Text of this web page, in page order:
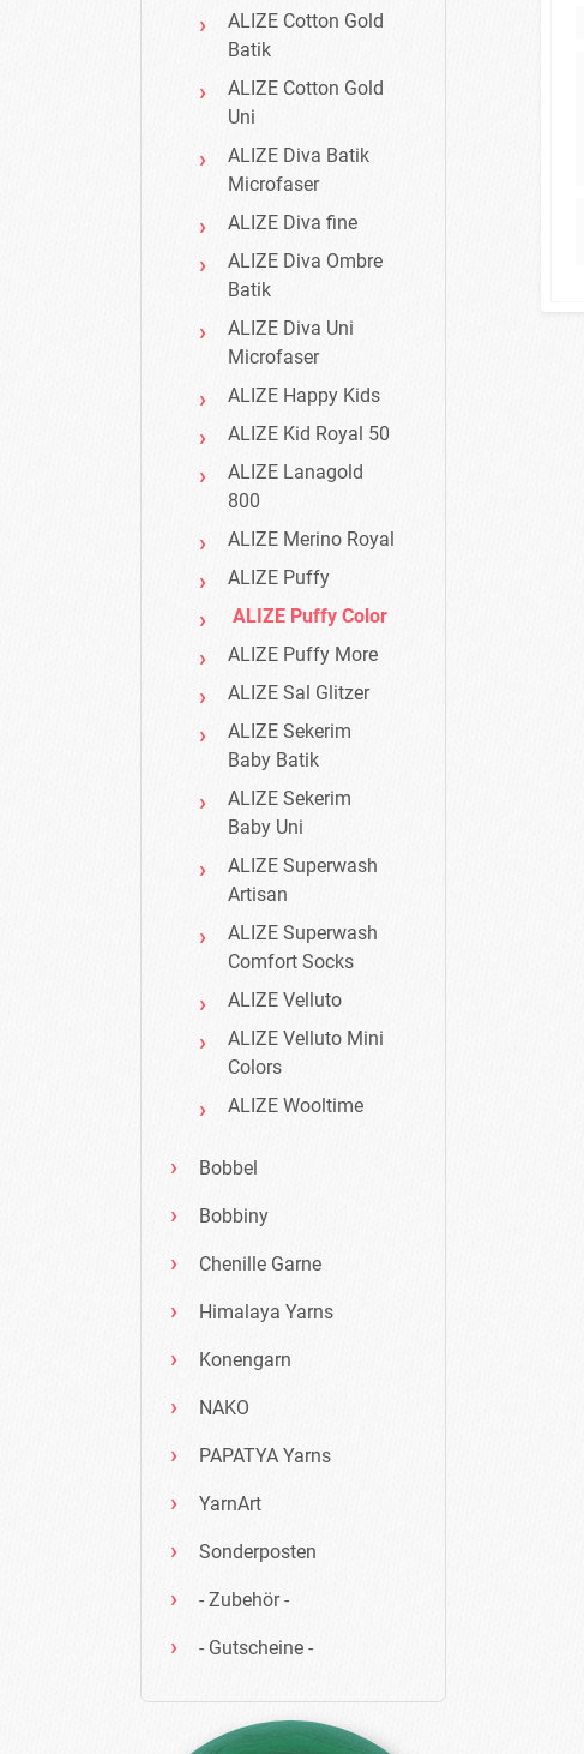
ALIZE Cotton Gold
Batik
ALIZE Cotton Gold
Uni
ALIZE Diva Batik
Microfaser
ALIZE Diva fine
ALIZE Diva Ombre
Batik
ALIZE Diva Uni
Microfaser
ALIZE Happy Kids
ALIZE Kid Royal 50
ALIZE Lanagold
800
ALIZE Merino Royal
ALIZE Puffy
ALIZE Puffy Color
ALIZE Puffy More
ALIZE Sal Glitzer
ALIZE Sekerim
Baby Batik
ALIZE Sekerim
Baby Uni
ALIZE Superwash
Artisan
ALIZE Superwash
Comfort Socks
ALIZE Velluto
ALIZE Velluto Mini
Colors
ALIZE Wooltime
Bobbel
Bobbiny
Chenille Garne
Himalaya Yarns
Konengarn
NAKO
PAPATYA Yarns
YarnArt
Sonderposten
- Zubehör -
- Gutscheine -